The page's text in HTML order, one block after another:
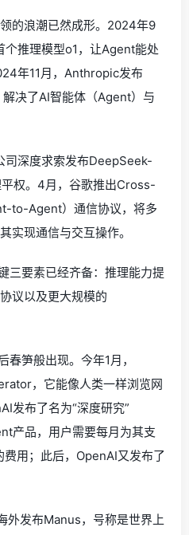
的浪潮已然成形。2024年9
个推理模型o1，让Agent能处
年11月，Anthropic发布
决了AI智能体（Agent）与
司深度求索发布DeepSeek-
权。4月，谷歌推出Cross-
to-Agent）通信协议，将多
实现通信与交互操作。
三要素已经齐备：推理能力提
议以及更大规模的
笋般出现。今年1月，
，它能像人类一样浏览网
发布了名为“深度研究”
产品，用户需要每月为其支
用；此后，OpenAI又发布了
外发布Manus，号称是世界上